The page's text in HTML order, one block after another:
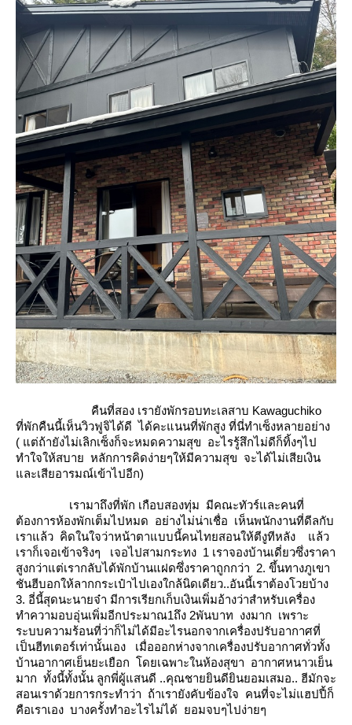
คืนที่สอง เรายังพักรอบทะเลสาบ Kawaguchiko
ที่พักคืนนี้เห็นวิวฟูจิได้ดี ได้คะแนนที่พักสูง ที่นี่ทำเซ็งหลายอย่าง
( แต่ถ้ายังไม่เลิกเซ็งก็จะหมดความสุข อะไรรู้สึกไม่ดีก็ทิ้งๆไป
ทำใจให้สบาย หลักการคิดง่ายๆให้มีความสุข จะได้ไม่เสียเงิน
ละเสียอารมณ์เข้าไปอีก)
เรามาถึงที่พัก เกือบสองทุ่ม มีคณะทัวร์และคนที่
ต้องการห้องพักเต็มไปหมด อย่างไม่น่าเชื่อ เห็นพนักงานที่ดีลกับ
เราแล้ว คิดในใจว่าหน้าตาแบบนี้คนไทยสอนให้ตีงูทีหลัง แล้ว
เราก็เจอเข้าจริงๆ เจอไปสามกระทง 1 เราจองบ้านเดี่ยวซึ่งราคา
สูงกว่าแต่เรากลับได้พักบ้านแฝดซึ่งราคาถูกกว่า 2. ขึ้นทางภูเขา
ชันฮีบอกให้ลากกระเป๋าไปเองใกล้นิดเดียว..อันนี้เราต้องโวยบ้าง
3. อี่นี้สุดนะนายจ๋า มีการเรียกเก็บเงินเพิ่มอ้างว่าสำหรับเครื่อง
ทำความอบอุ่นเพิ่มอีกประมาณ1ถึง 2พันบาท งงมาก เพราะ
ระบบความร้อนที่ว่าก็ไม่ได้มีอะไรนอกจากเครื่องปรับอากาศที่
เป็นฮีทเตอร์เท่านั้นเอง เมื่อออกห่างจากเครื่องปรับอากาศทั่วทั้ง
บ้านอากาศเย็นยะเยือก โดยเฉพาะในห้องสุขา อากาศหนาวเย็น
มาก ทั้งนี้ทั้งนั้น ลูกพี่ผู้แสนดี ..คุณชายยินดียินยอมเสมอ.. ฮีมักจะ
สอนเราด้วยการกระทำว่า ถ้าเรายังคับข้องใจ คนที่จะไม่แฮปปี้ก็
คือเราเอง บางครั้งทำอะไรไม่ได้ ยอมจบๆไปง่ายๆ